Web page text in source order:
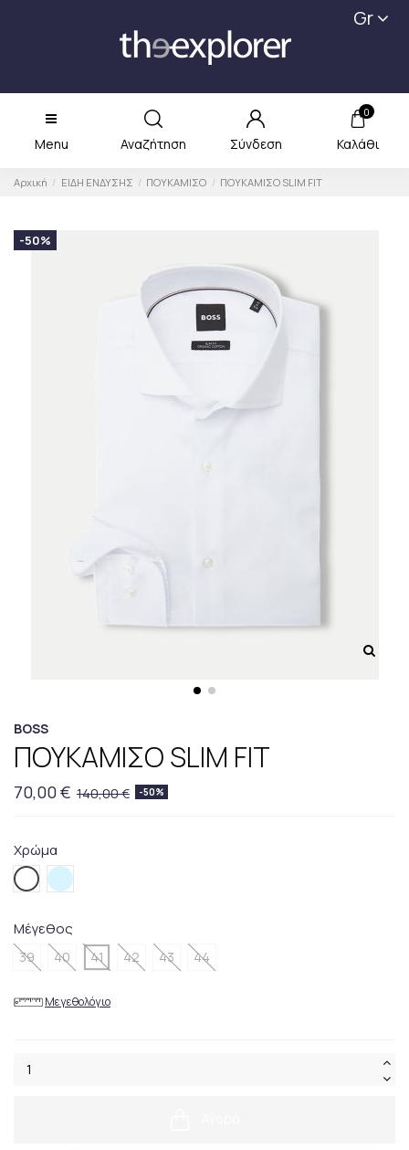
Gr
Menu Αναζήτηση Σύνδεση
0
Καλάθι
Αρχική ΕΙΔΗ ΕΝΔΥΣΗΣ ΠΟΥΚΑΜΙΣΟ ΠΟΥΚΑΜΙΣΟ SLIM FIT
-50%
BOSS
ΠΟΥΚΑΜΙΣΟ SLIM FIT
70,00 € 140,00 € -50%
Χρώμα
100.WHITE450BLUE
Μέγεθος
39 40 41 42 43 44
Μεγεθολόγιο